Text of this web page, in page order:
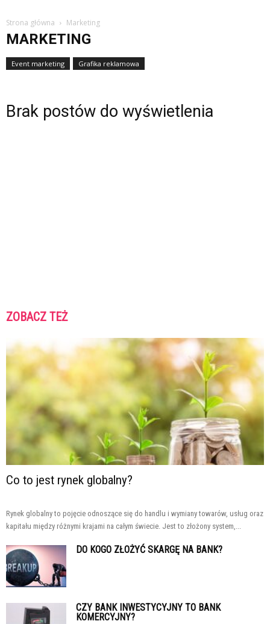
Strona główna Marketing
MARKETING
Event marketing Grafika reklamowa
Brak postów do wyświetlenia
ZOBACZ TEŻ
Co to jest rynek globalny?
Rynek globalny to pojęcie odnoszące się do handlu i wymiany towarów, usług oraz
kapitału między różnymi krajami na całym świecie. Jest to złożony system,...
DO KOGO ZŁOŻYĆ SKARGĘ NA BANK?
CZY BANK INWESTYCYJNY TO BANK
KOMERCYJNY?